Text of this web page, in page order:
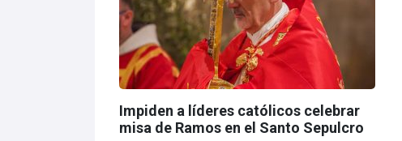
Impiden a líderes católicos celebrar
misa de Ramos en el Santo Sepulcro